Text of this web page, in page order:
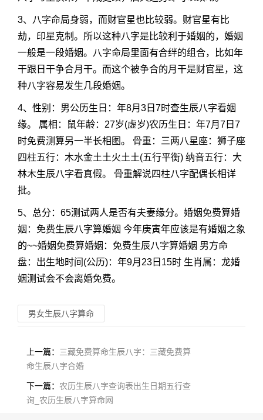
3、八字命局身弱，而财官星也比较弱。财官星有比
劫，印星克制。所以这种八字是比较利于婚姻的，婚姻
一般是一段婚姻。八字命局里面有合绊的组合，比如年
干跟日干争合月干。而这个被争合的月干是财官星，这
种八字容易发生几段婚姻。
4、性别：男公历生日：年8月3日7时查生辰八字看姻
缘。 属相：鼠年龄：27岁(虚岁)农历生日：年7月7日7
时免费测算另一半长相图。 骨重：三两八星座：狮子座
四柱五行：木水金土土火土土(五行平衡) 纳音五行：大
林木生辰八字看真假。 骨重解说四柱八字配偶长相详
批。
5、总分：65测试两人是否有夫妻缘分。婚姻免费算婚
姻：免费生辰八字算婚姻 今年庚寅年应该是有婚姻之象
的~~婚姻免费算婚姻：免费生辰八字算婚姻 男方命
盘：出生地时间(公历)：年9月23日15时 生肖属：龙婚
姻测试会不会离婚免费。
男女生辰八字算命
上一篇： 三藏免费算命生辰八字：三藏免费算
命生辰八字合婚
下一篇： 农历生辰八字查询表出生日期五行查
询_农历生辰八字算命网